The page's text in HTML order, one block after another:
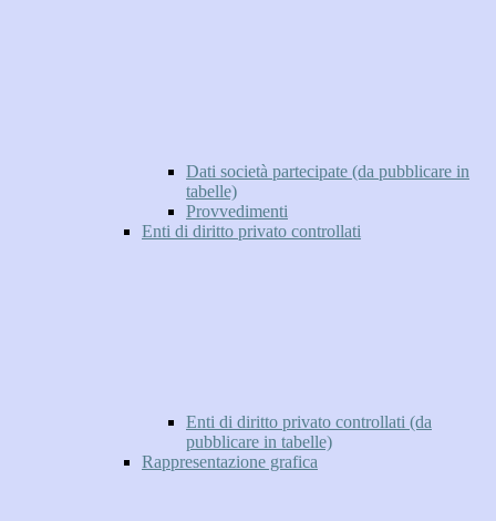
Dati società partecipate (da pubblicare in
tabelle)
Provvedimenti
Enti di diritto privato controllati
Enti di diritto privato controllati (da
pubblicare in tabelle)
Rappresentazione grafica